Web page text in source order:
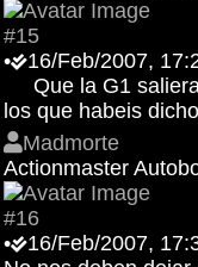
#15
•
16/Feb/2007,
Que la G1 saliera
los que habeis
Madmorte
Actionmaster
#16
•
16/Feb/2007,